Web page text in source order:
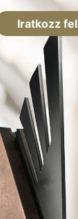
Iratkozz fel